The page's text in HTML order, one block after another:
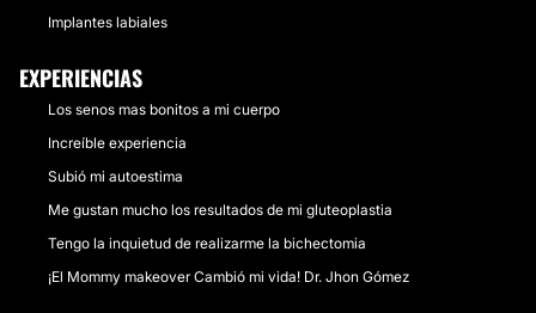
Implantes labiales
EXPERIENCIAS
Los senos mas bonitos a mi cuerpo
Increíble experiencia
Subió mi autoestima
Me gustan mucho los resultados de mi gluteoplastia
Tengo la inquietud de realizarme la bichectomia
¡El Mommy makeover Cambió mi vida! Dr. Jhon Gómez